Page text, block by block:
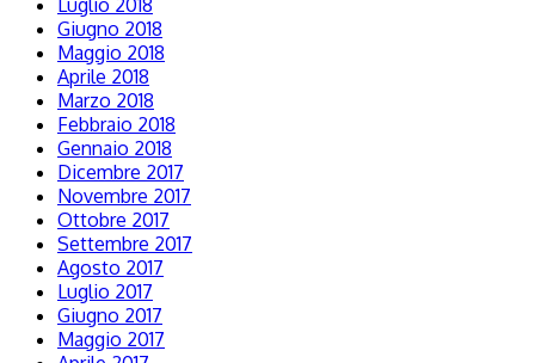
Luglio 2018
Giugno 2018
Maggio 2018
Aprile 2018
Marzo 2018
Febbraio 2018
Gennaio 2018
Dicembre 2017
Novembre 2017
Ottobre 2017
Settembre 2017
Agosto 2017
Luglio 2017
Giugno 2017
Maggio 2017